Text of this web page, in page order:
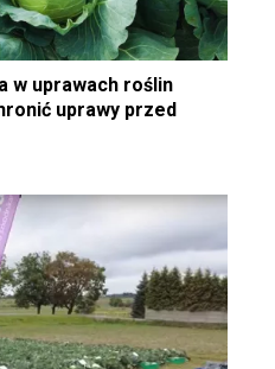
w uprawach roślin
uprawy przed